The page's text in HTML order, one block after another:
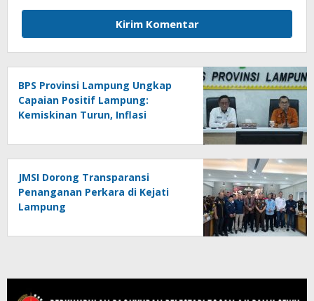
BPS Provinsi Lampung Ungkap
Capaian Positif Lampung:
Kemiskinan Turun, Inflasi
Tumbuh
JMSI Dorong Transparansi
Penanganan Perkara di Kejati
Lampung